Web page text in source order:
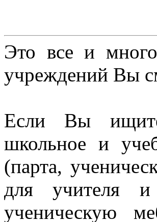
Это все и
учреждений Вы
Если Вы
школьное и
(парта,
для учителя и
ученическую